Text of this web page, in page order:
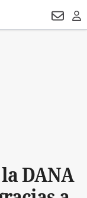
DRON UDA
DANA